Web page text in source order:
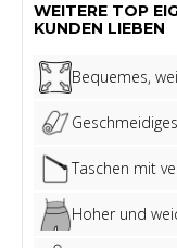
WEITERE TOP
KUNDEN LIEBEN
Bequemes,
Taschen mit
Hoher und